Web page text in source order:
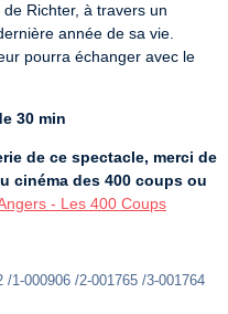
Richter, à travers un
année de sa vie.
pourra échanger avec le
30 min
de ce spectacle, merci de
cinéma des 400 coups ou
- Les 400 Coups
/1-000906 /2-001765 /3-001764